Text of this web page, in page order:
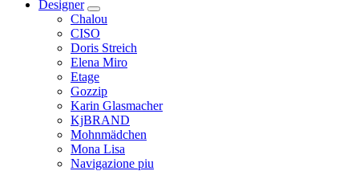
Designer
Chalou
CISO
Doris Streich
Elena Miro
Etage
Gozzip
Karin Glasmacher
KjBRAND
Mohnmädchen
Mona Lisa
Navigazione piu